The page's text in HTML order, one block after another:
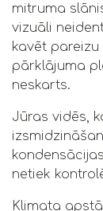
mitruma
vizuāli
kavēt
pārklājuma
neskarts.
Jūras vidēs,
netiek
Klimata